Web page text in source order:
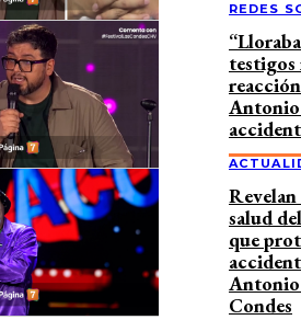
REDES
testigos
Antonio
Revelan
salud
que
Antonio
Condes